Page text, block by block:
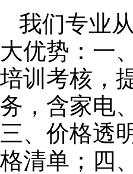
我们专业
大优势：一
培训考核，
务，含家电
三、价格透
格清单；四